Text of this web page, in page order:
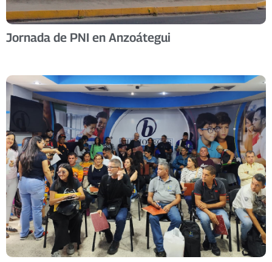
Jornada de PNI en Anzoátegui